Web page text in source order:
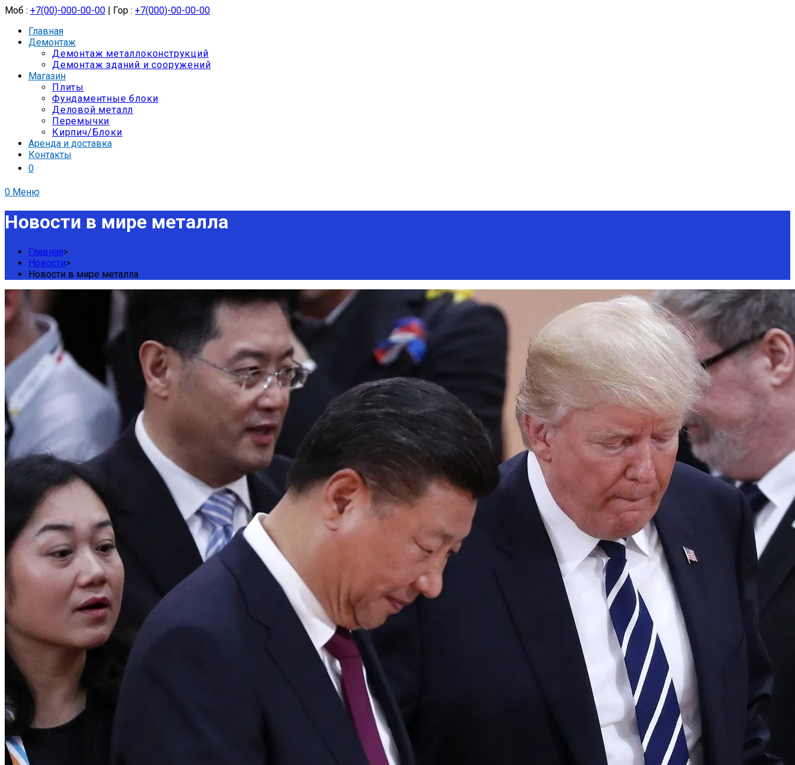
Моб : +7(00)-000-00-00 | Гор : +7(000)-00-00-00
Главная
Демонтаж
Демонтаж металлоконструкций
Демонтаж зданий и сооружений
Магазин
Плиты
Фундаментные блоки
Деловой металл
Перемычки
Кирпич/Блоки
Аренда и доставка
Контакты
0
0 Меню
Новости в мире металла
Главная>
Новости>
Новости в мире металла